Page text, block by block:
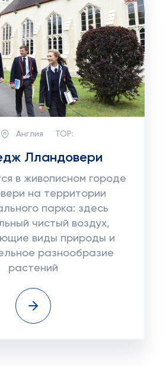
Англия TOP:
Лландовери
в живописном городе
на территории
парка: здесь
чистый воздух,
виды природы и
разнообразие
растений